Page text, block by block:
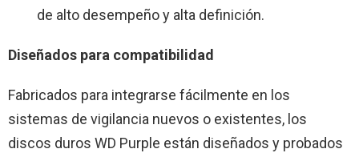
de alto desempeño y alta definición.
Diseñados para compatibilidad
Fabricados para integrarse fácilmente en los
sistemas de vigilancia nuevos o existentes, los
discos duros WD Purple están diseñados y probados